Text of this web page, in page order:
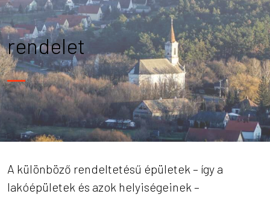
rendelet
A különböző rendeltetésű épületek – így a
lakóépületek és azok helyiségeinek –